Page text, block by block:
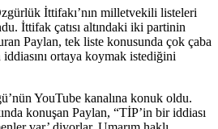
İttifakı’nın milletvekili listeleri
İttifak çatısı altındaki iki partinin
Paylan, tek liste konusunda çok çaba
ortaya koymak istediğini
YouTube kanalına konuk oldu.
konuşan Paylan, “TİP’in bir iddiası